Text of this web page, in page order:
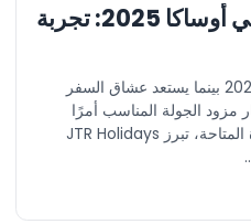
مراجعة عطلات JTR في أوساكا 2025: تجربة
مراجعة JTR Holidays أوساكا 2025 بينما يستعد عشاق السفر
يصبح اختيار مزود الجولة المناسب أمرًا
حاسمًا. من بين الخيارات المتعددة المتاحة، تبرز JTR Holidays